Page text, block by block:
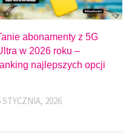
abonamenty z 5G
w 2026 roku –
najlepszych opcji
STYCZNIA, 2026